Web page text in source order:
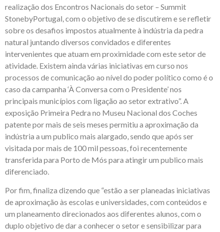
realização dos Encontros Nacionais do setor – Summit
StonebyPortugal, com o objetivo de se discutirem e se refletir
sobre os desafios impostos atualmente à indústria da pedra
natural juntando diversos convidados e diferentes
intervenientes que atuam em proximidade com este setor de
atividade. Existem ainda várias iniciativas em curso nos
processos de comunicação ao nível do poder político como é o
caso da campanha ‘À Conversa com o Presidente’ nos
principais municípios com ligação ao setor extrativo”. A
exposição Primeira Pedra no Museu Nacional dos Coches
patente por mais de seis meses permitiu a aproximação da
indústria a um publico mais alargado, sendo que após ser
visitada por mais de 100 mil pessoas, foi recentemente
transferida para Porto de Mós para atingir um publico mais
diferenciado.
Por fim, finaliza dizendo que “estão a ser planeadas iniciativas
de aproximação às escolas e universidades, com conteúdos e
um planeamento direcionados aos diferentes alunos, com o
duplo objetivo de dar a conhecer o setor e sensibilizar para